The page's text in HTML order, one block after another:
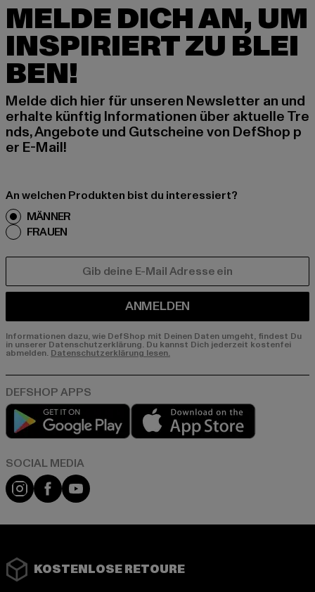
MELDE DICH AN, UM
INSPIRIERT ZU BLEI
BEN!
Melde dich hier für unseren Newsletter an und
erhalte künftig Informationen über aktuelle Tre
nds, Angebote und Gutscheine von DefShop p
er E-Mail!
An welchen Produkten bist du interessiert?
MÄNNER
FRAUEN
ANMELDEN
Informationen dazu, wie DefShop mit Deinen Daten umgeht, findest Du
in unserer Datenschutzerklärung. Du kannst Dich jederzeit kostenfei
abmelden. Datenschutzerklärung lesen.
Play market
Instagram
FacebookYouTube
KOSTENLOSE RETOURE